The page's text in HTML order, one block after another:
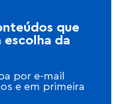
que
escolha da
por e-mail
e em primeira